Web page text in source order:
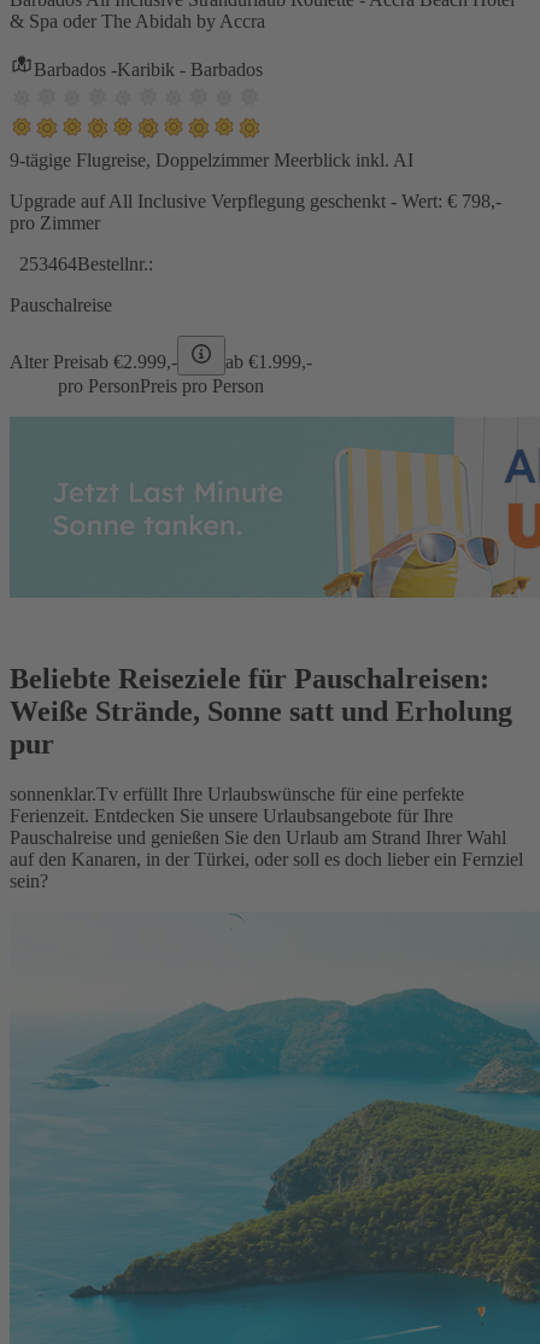
& Spa oder The Abidah by Accra
Barbados -Karibik - Barbados
9-tägige Flugreise, Doppelzimmer Meerblick inkl. AI
Upgrade auf All Inclusive Verpflegung geschenkt - Wert: € 798,-
pro Zimmer
253464Bestellnr.:
Pauschalreise
Alter Preisab €2.999,- ab €1.999,-
pro PersonPreis pro Person
Beliebte Reiseziele für Pauschalreisen:
Weiße Strände, Sonne satt und Erholung
pur
sonnenklar.Tv erfüllt Ihre Urlaubswünsche für eine perfekte
Ferienzeit. Entdecken Sie unsere Urlaubsangebote für Ihre
Pauschalreise und genießen Sie den Urlaub am Strand Ihrer Wahl
auf den Kanaren, in der Türkei, oder soll es doch lieber ein Fernziel
sein?